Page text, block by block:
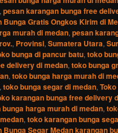
,pesan karangan bunga free
Bunga Gratis Ongkos Kirim di
murah di medan,pesan
, Provinsi,Sumatera Utara,
bunga di pancur batu,toko
delivery di medan,toko bunga
,toko bunga harga murah di
,toko bunga segar di medan,
karangan bunga free delivery
harga murah di medan,
,toko karangan bunga
Bunga Segar Medan karangan